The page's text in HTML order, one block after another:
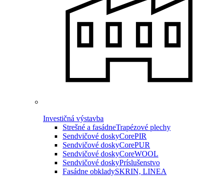
Investičná výstavba
Strešné a fasádneTrapézové plechy
Sendvičové doskyCorePIR
Sendvičové doskyCorePUR
Sendvičové doskyCoreWOOL
Sendvičové doskyPríslušenstvo
Fasádne obkladySKRIN, LINEA